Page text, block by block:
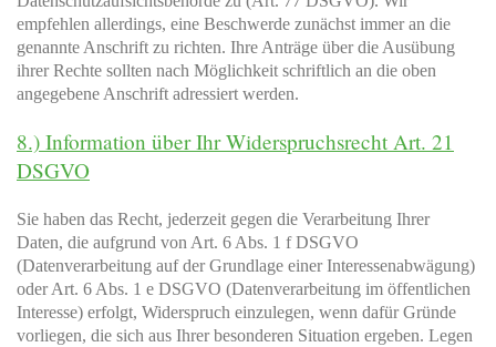
empfehlen allerdings, eine Beschwerde zunächst immer an die
genannte Anschrift zu richten. Ihre Anträge über die Ausübung
ihrer Rechte sollten nach Möglichkeit schriftlich an die oben
angegebene Anschrift adressiert werden.
8.) Information über Ihr Widerspruchsrecht Art. 21
DSGVO
Sie haben das Recht, jederzeit gegen die Verarbeitung Ihrer
Daten, die aufgrund von Art. 6 Abs. 1 f DSGVO
(Datenverarbeitung auf der Grundlage einer Interessenabwägung)
oder Art. 6 Abs. 1 e DSGVO (Datenverarbeitung im öffentlichen
Interesse) erfolgt, Widerspruch einzulegen, wenn dafür Gründe
vorliegen, die sich aus Ihrer besonderen Situation ergeben. Legen